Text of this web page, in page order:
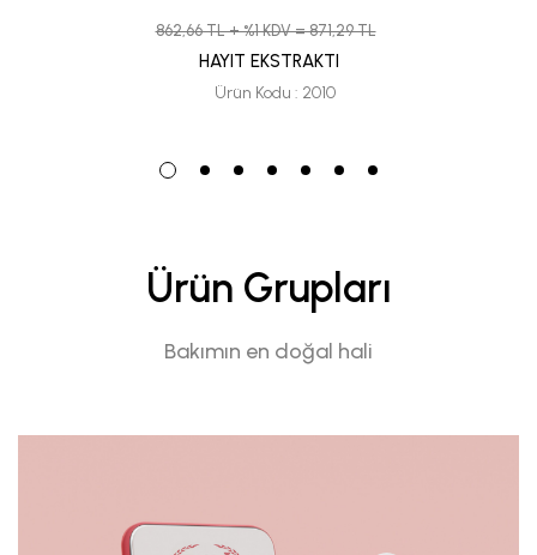
862,66 TL + %1 KDV = 871,29 TL
HAYIT EKSTRAKTI
Ürün Kodu : 2010
Ürün Grupları
Bakımın en doğal hali